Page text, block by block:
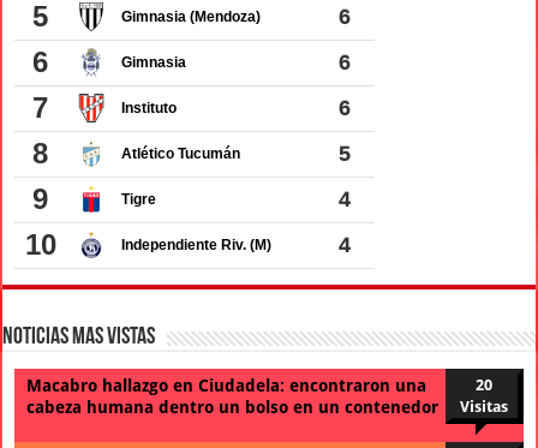
Noticias Mas Vistas
Macabro hallazgo en Ciudadela: encontraron una
cabeza humana dentro un bolso en un contenedor
20
Visitas